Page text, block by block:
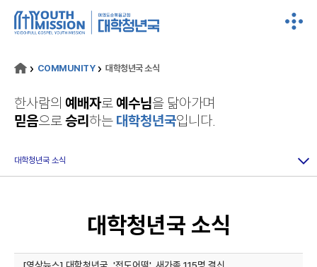
COMMUNITY 대학청년국 소식
한사람의 예배자로예수님을 닮아가며
믿음으로승리 하는 대학청년국입니다.
대학청년국 소식
대학청년국 소식